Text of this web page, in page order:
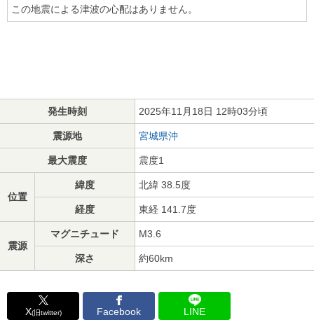
この地震による津波の心配はありません。
発生時刻 2025年11月18日 12時03分頃
震源地 宮城県沖
最大震度 震度1
位置
緯度 北緯 38.5度
経度 東経 141.7度
震源
マグニチュード M3.6
深さ 約60km
X(旧twitter) Facebook LINE